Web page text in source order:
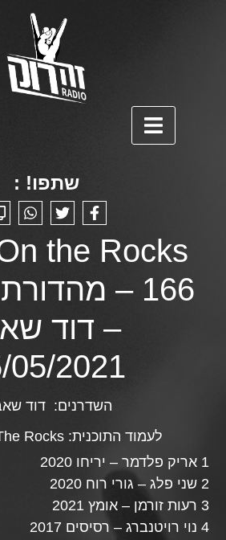
שתפו! :
the Rocks
166 –
– דוד
05/2021
השדרנים: דוד
לעמוד התוכנית:Rocks
1 אריק פלדמר – יריחו 2020
2 שני פלג – גורי רוח 2020
3 רעות זורמן – אומץ 2021
4 נוי רויטנברג – רסיסים 2017